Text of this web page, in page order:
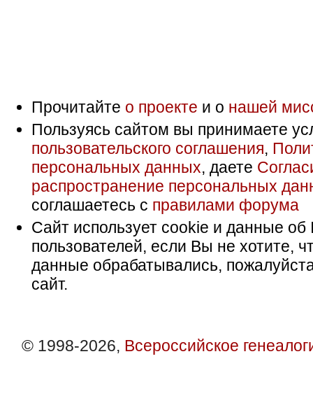
Прочитайте о проекте и о нашей
Пользуясь сайтом вы принимаете
пользовательского соглашения,
персональных данных, даете
распространение персональных
соглашаетесь с правилами форума
Сайт использует cookie и данные об
пользователей, если Вы не хотите,
данные обрабатывались,
сайт.
© 1998-2026, Всероссийское